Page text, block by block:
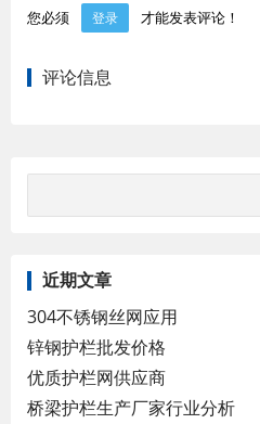
您必须 登录 才能发表评论！
评论信息
近期文章
304不锈钢丝网应用
锌钢护栏批发价格
优质护栏网供应商
桥梁护栏生产厂家行业分析